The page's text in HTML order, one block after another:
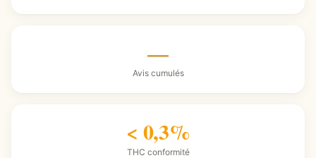
—
Avis cumulés
< 0,3%
THC conformité